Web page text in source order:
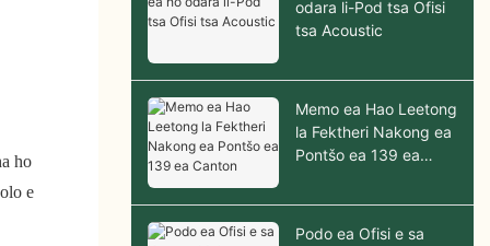
ho
e
odara li-Pod tsa Ofisi
tsa Acoustic
Memo ea Hao Leetong
la Fektheri Nakong ea
Pontšo ea 139 ea
Podo ea Ofisi e sa